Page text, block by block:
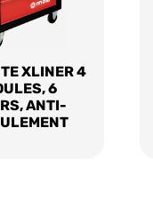
XLINER 4
6
ANTI-